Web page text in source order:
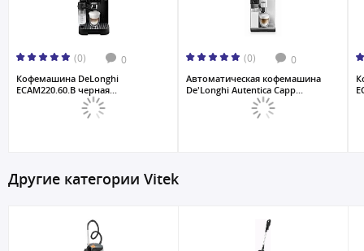
(0) 0
Кофемашина DeLonghi
ECAM220.60.B черная...
(0) 0
Автоматическая кофемашина
De'Longhi Autentica Capp...
Другие категории Vitek